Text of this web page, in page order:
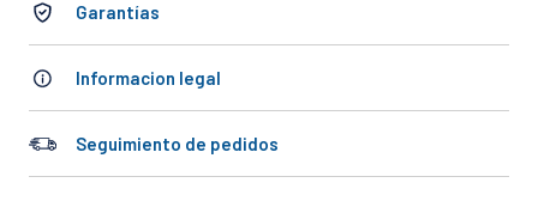
Garantías
Informacion legal
Seguimiento de pedidos